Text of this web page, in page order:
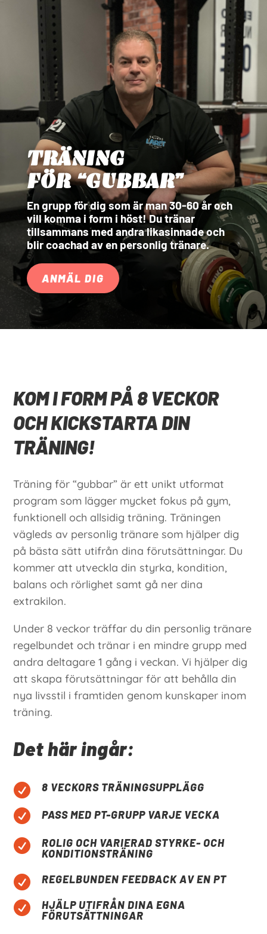
TRÄNING
FÖR “GUBBAR”
En grupp för dig som är man 30-60 år och
vill komma i form i höst! Du tränar
tillsammans med andra likasinnade och
blir coachad av en personlig tränare.
ANMÄL DIG
KOM I FORM PÅ 8 VECKOR
OCH KICKSTARTA DIN
TRÄNING!
Träning för “gubbar” är ett unikt utformat
program som lägger mycket fokus på gym,
funktionell och allsidig träning. Träningen
vägleds av personlig tränare som hjälper dig
på bästa sätt utifrån dina förutsättningar. Du
kommer att utveckla din styrka, kondition,
balans och rörlighet samt gå ner dina
extrakilon.
Under 8 veckor träffar du din personlig tränare
regelbundet och tränar i en mindre grupp med
andra deltagare 1 gång i veckan. Vi hjälper dig
att skapa förutsättningar för att behålla din
nya livsstil i framtiden genom kunskaper inom
träning.
Det här ingår:
 8 VECKORS TRÄNINGSUPPLÄGG
 PASS MED PT-GRUPP VARJE VECKA

ROLIG OCH VARIERAD STYRKE- OCH
KONDITIONSTRÄNING
 REGELBUNDEN FEEDBACK AV EN PT

HJÄLP UTIFRÅN DINA EGNA
FÖRUTSÄTTNINGAR